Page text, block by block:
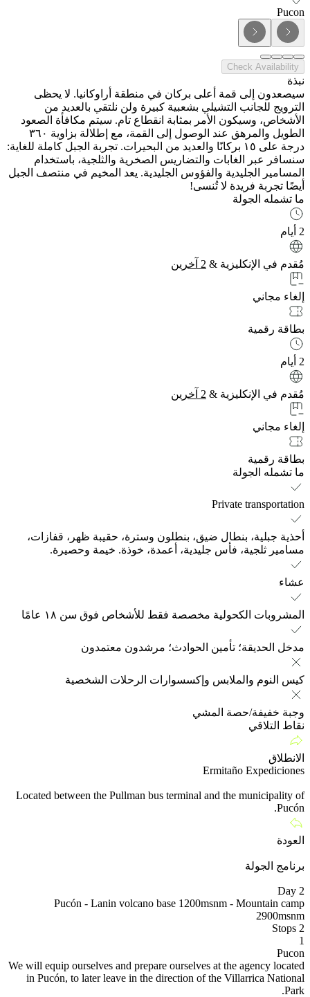
Pucon
Check Availability
نبذة
سيصعدون إلى قمة أعلى بركان في منطقة أراوكانيا. لا يحظى
الترويج للجانب التشيلي بشعبية كبيرة ولن نلتقي بالعديد من
الأشخاص، وسيكون الأمر بمثابة انقطاع تام. سيتم مكافأة الصعود
الطويل والمرهق عند الوصول إلى القمة، مع إطلالة بزاوية ٣٦٠
درجة على ١٥ بركانًا والعديد من البحيرات. تجربة الجبل كاملة للغاية:
سنسافر عبر الغابات والتضاريس الصخرية والثلجية، باستخدام
المسامير الجليدية والفؤوس الجليدية. يعد المخيم في منتصف الجبل
أيضًا تجربة فريدة لا تُنسى!
ما تشمله الجولة
2 أيام
مُقدم في الإنكليزية &
2 آخرين
إلغاء مجاني
بطاقة رقمية
2 أيام
مُقدم في الإنكليزية &
2 آخرين
إلغاء مجاني
بطاقة رقمية
ما تشمله الجولة
Private transportation
أحذية جبلية، بنطال ضيق، بنطلون وسترة، حقيبة ظهر، قفازات،
مسامير ثلجية، فأس جليدية، أعمدة، خوذة. خيمة وحصيرة.
عشاء
المشروبات الكحولية مخصصة فقط للأشخاص فوق سن ١٨ عامًا
مدخل الحديقة؛ تأمين الحوادث؛ مرشدون معتمدون
كيس النوم والملابس وإكسسوارات الرحلات الشخصية
وجبة خفيفة/حصة المشي
نقاط التلاقي
الانطلاق
Ermitaño Expediciones
Located between the Pullman bus terminal and the municipality of
Pucón.
العودة
برنامج الجولة
Day 2
Pucón - Lanin volcano base 1200msnm - Mountain camp
2900msnm
2
Stops
1
Pucon
We will equip ourselves and prepare ourselves at the agency located
in Pucón, to later leave in the direction of the Villarrica National
Park.